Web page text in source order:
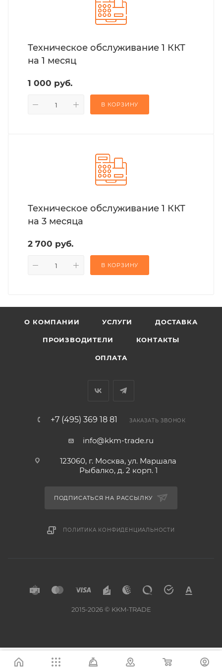
Техническое обслуживание 1 ККТ
на 1 месяц
1 000 руб.
В КОРЗИНУ
Техническое обслуживание 1 ККТ
на 3 месяца
2 700 руб.
В КОРЗИНУ
О КОМПАНИИ УСЛУГИ ДОСТАВКА
ПРОИЗВОДИТЕЛИ КОНТАКТЫ
ОПЛАТА
+7 (495) 369 18 81 ЗАКАЗАТЬ ЗВОНОК
info@kkm-trade.ru
123060, г. Москва, ул. Маршала
Рыбалко, д. 2 корп. 1
ПОДПИСАТЬСЯ НА РАССЫЛКУ
ПОЛИТИКА КОНФИДЕНЦИАЛЬНОСТИ
2015-2026 © KKM-TRADE